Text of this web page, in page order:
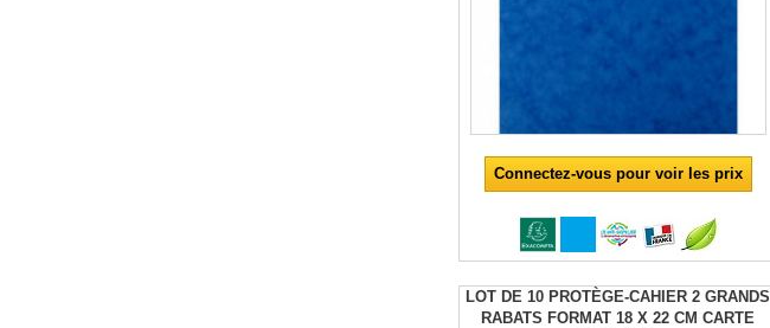
Connectez-vous pour voir les prix
LOT DE 10 PROTÈGE-CAHIER 2 GRANDS
RABATS FORMAT 18 X 22 CM CARTE